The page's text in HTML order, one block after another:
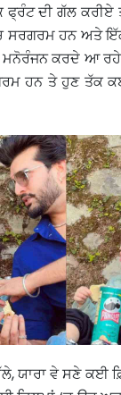
ਦੀ ਗੱਲ ਕਰੀਏ
ਸਰਗਰਮ ਹਨ ਅਤੇ
ਕਰਦੇ ਆ ਰਹੇ
ਹਨ ਤੇ ਹੁਣ ਤੱਕ
ਯਾਰਾ ਵੇ ਸਣੇ ਕਈ